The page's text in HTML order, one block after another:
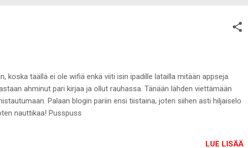
koska täällä ei ole wifiä enkä viiti isin ipadille latailla mitään appseja.
ahminut pari kirjaa ja ollut rauhassa. Tänään lähden viettämään
Palaan blogin pariin ensi tiistaina, joten siihen asti hiljaiselo
nauttikaa! Pusspuss
LUE LISÄÄ